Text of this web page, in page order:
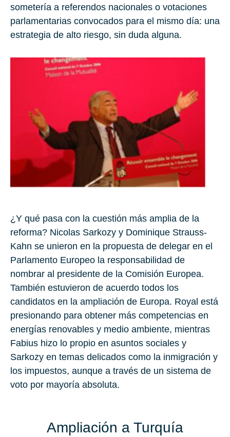
sometería a referendos nacionales o votaciones
parlamentarias convocados para el mismo día: una
estrategia de alto riesgo, sin duda alguna.
¿Y qué pasa con la cuestión más amplia de la
reforma? Nicolas Sarkozy y Dominique Strauss-
Kahn se unieron en la propuesta de delegar en el
Parlamento Europeo la responsabilidad de
nombrar al presidente de la Comisión Europea.
También estuvieron de acuerdo todos los
candidatos en la ampliación de Europa. Royal está
presionando para obtener más competencias en
energías renovables y medio ambiente, mientras
Fabius hizo lo propio en asuntos sociales y
Sarkozy en temas delicados como la inmigración y
los impuestos, aunque a través de un sistema de
voto por mayoría absoluta.
Ampliación a Turquía